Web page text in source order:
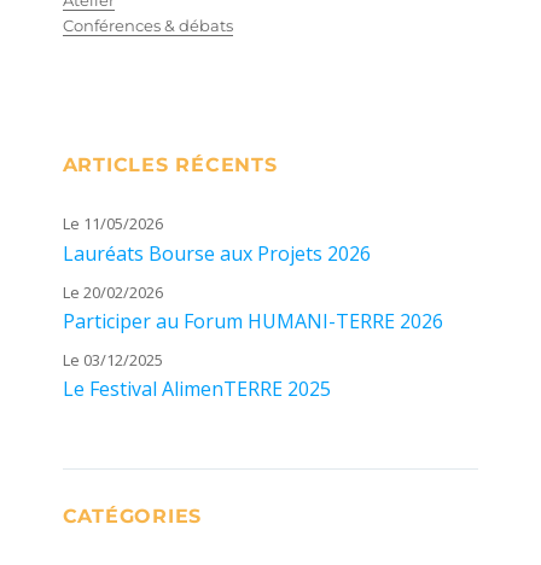
Conférences & débats
ARTICLES RÉCENTS
Le 11/05/2026
Lauréats Bourse aux Projets 2026
Le 20/02/2026
Participer au Forum HUMANI-TERRE 2026
Le 03/12/2025
Le Festival AlimenTERRE 2025
CATÉGORIES